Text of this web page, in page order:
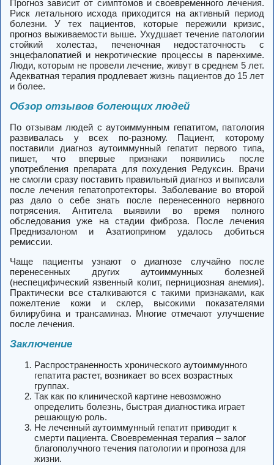
Прогноз зависит от симптомов и своевременного лечения.
Риск летального исхода приходится на активный период
болезни. У тех пациентов, которые пережили кризис,
прогноз выживаемости выше. Ухудшает течение патологии
стойкий холестаз, печеночная недостаточность с
энцефалопатией и некротические процессы в паренхиме.
Люди, которым не провели лечение, живут в среднем 5 лет.
Адекватная терапия продлевает жизнь пациентов до 15 лет
и более.
Обзор отзывов болеющих людей
По отзывам людей с аутоиммунным гепатитом, патология
развивалась у всех по-разному. Пациент, которому
поставили диагноз аутоиммунный гепатит первого типа,
пишет, что впервые признаки появились после
употребления препарата для похудения Редуксин. Врачи
не смогли сразу поставить правильный диагноз и выписали
после лечения гепатопротекторы. Заболевание во второй
раз дало о себе знать после перенесенного нервного
потрясения. Антитела выявили во время полного
обследования уже на стадии фиброза. После лечения
Преднизалоном и Азатиоприном удалось добиться
ремиссии.
Чаще пациенты узнают о диагнозе случайно после
перенесенных других аутоиммунных болезней
(неспецифический язвенный колит, пернициозная анемия).
Практически все сталкиваются с такими признаками, как
пожелтение кожи и склер, высокими показателями
билирубина и трансаминаз. Многие отмечают улучшение
после лечения.
Заключение
Распространенность хронического аутоиммунного
гепатита растет, возникает во всех возрастных
группах.
Так как по клинической картине невозможно
определить болезнь, быстрая диагностика играет
решающую роль.
Не леченный аутоиммунный гепатит приводит к
смерти пациента. Своевременная терапия – залог
благополучного течения патологии и прогноза для
жизни.